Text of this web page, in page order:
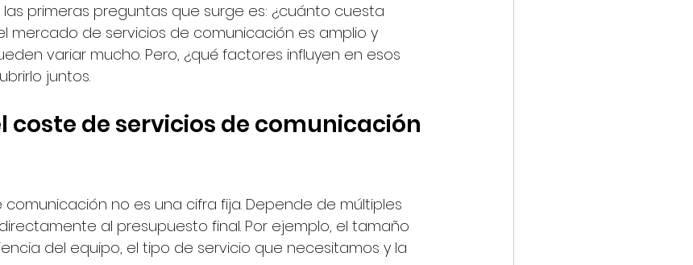
primeras preguntas que surge es: ¿cuánto cuesta
mercado de servicios de comunicación es amplio y
variar mucho. Pero, ¿qué factores influyen en esos
juntos.
coste de servicios de comunicación
comunicación no es una cifra fija. Depende de múltiples
al presupuesto final. Por ejemplo, el tamaño
del equipo, el tipo de servicio que necesitamos y la